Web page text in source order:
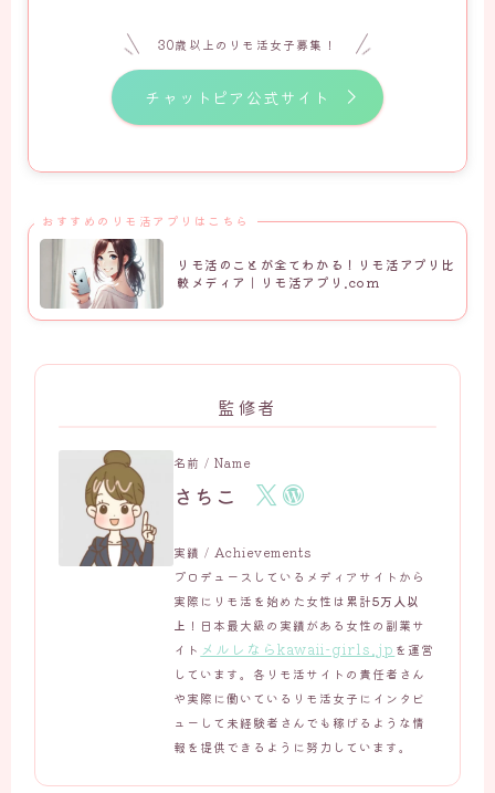
30歳以上のリモ活女子募集！
チャットピア公式サイト
おすすめのリモ活アプリはこちら
リモ活のことが全てわかる！リモ活アプリ比
較メディア｜リモ活アプリ.com
監修者
名前 / Name
さちこ
実績 / Achievements
プロデュースしているメディアサイトから
実際にリモ活を始めた女性は累計5万人以
上 ！日本最大級の実績がある女性の副業サ
イト メルレならkawaii-girls.jp を運営
しています。各リモ活サイトの責任者さん
や実際に働いているリモ活女子にインタビ
ューして未経験者さんでも稼げるような情
報を提供できるように努力しています。